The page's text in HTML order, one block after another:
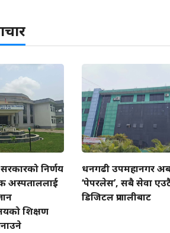
निर्णय
अस्पताललाई
शिक्षण
धनगढी उपमहानगर
‘पेपरलेस’, सबै सेवा
डिजिटल प्रणालीबाट